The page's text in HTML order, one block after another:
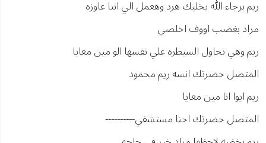
ريم برجاء الله يخليك هرد وهعمل الي انتا عاوزه
مراد بغضب اووف اخلصي
ريم وهي تحاول السيطره علي نفسها الو مين معايا
المتصل حضرتك انسه ريم محمود
ريم ايوا انا مين معايا
المتصل حضرتك احنا مستشفي----------